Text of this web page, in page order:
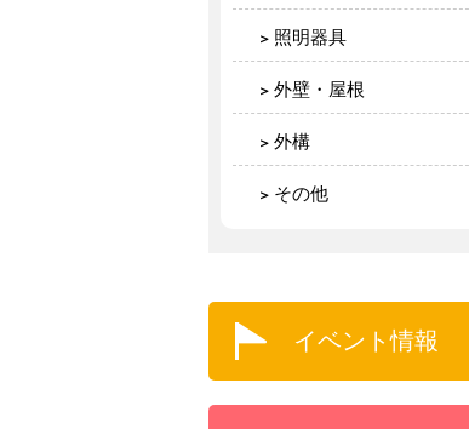
照明器具
外壁・屋根
外構
その他
イベント情報